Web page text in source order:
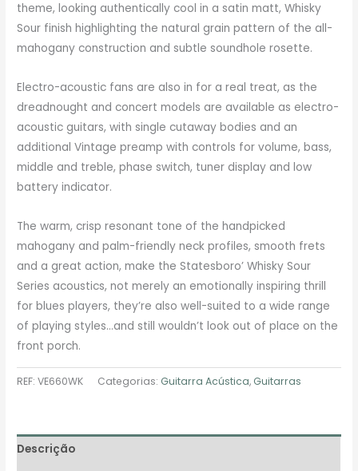
theme, looking authentically cool in a satin matt, Whisky
Sour finish highlighting the natural grain pattern of the all-
mahogany construction and subtle soundhole rosette.
Electro-acoustic fans are also in for a real treat, as the
dreadnought and concert models are available as electro-
acoustic guitars, with single cutaway bodies and an
additional Vintage preamp with controls for volume, bass,
middle and treble, phase switch, tuner display and low
battery indicator.
The warm, crisp resonant tone of the handpicked
mahogany and palm-friendly neck profiles, smooth frets
and a great action, make the Statesboro’ Whisky Sour
Series acoustics, not merely an emotionally inspiring thrill
for blues players, they’re also well-suited to a wide range
of playing styles…and still wouldn’t look out of place on the
front porch.
REF:VE660WK Categorias: Guitarra Acústica, Guitarras
Descrição